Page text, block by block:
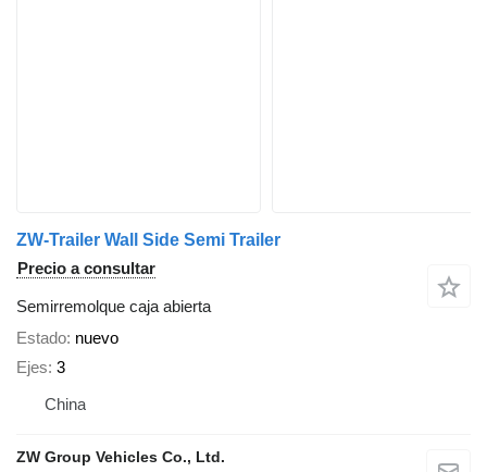
ZW-Trailer Wall Side Semi Trailer
Precio a consultar
Semirremolque caja abierta
Estado nuevo
Ejes 3
China
ZW Group Vehicles Co., Ltd.